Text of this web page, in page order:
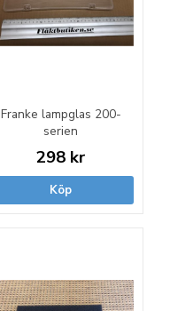
Franke lampglas 200-
serien
298 kr
Köp